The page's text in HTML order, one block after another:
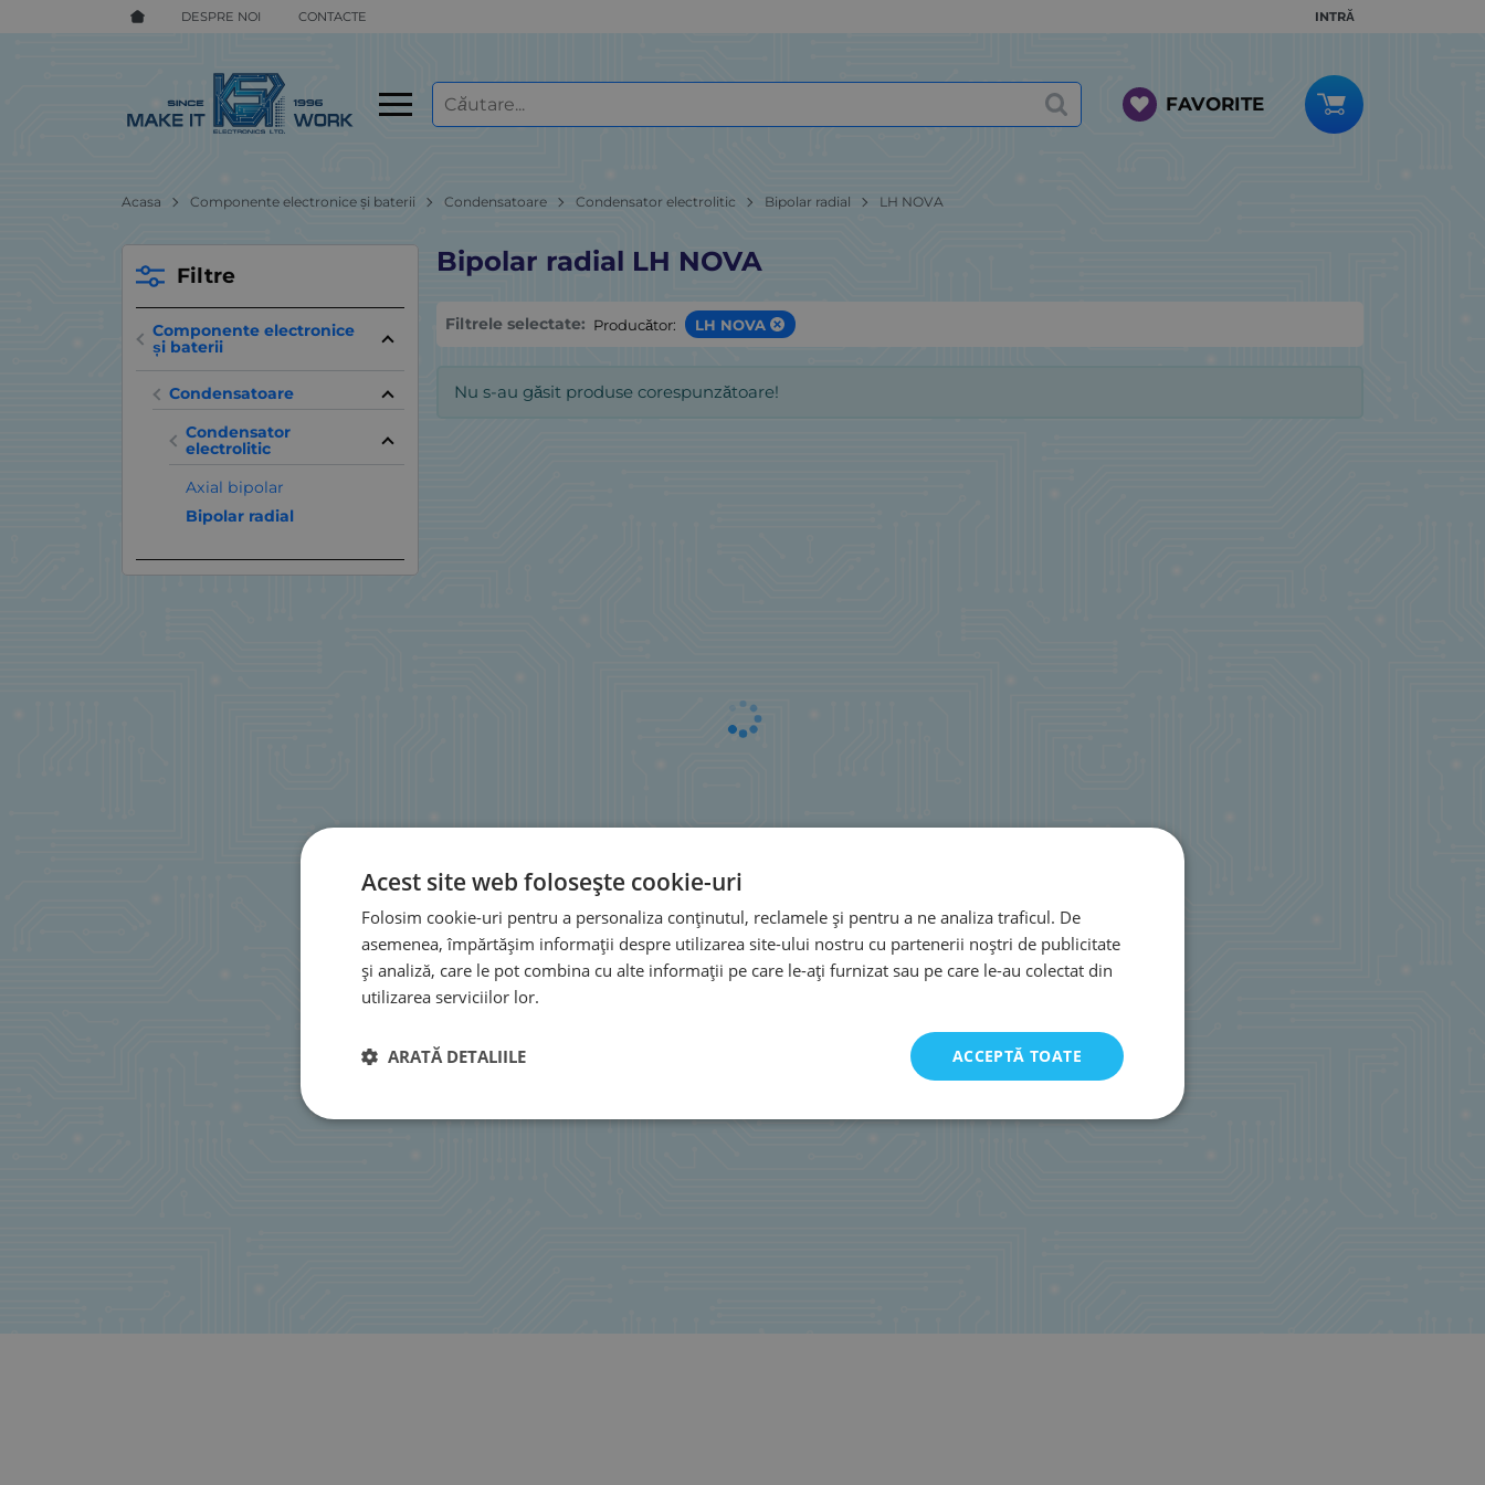
DESPRE NOI CONTACTE INTRĂ
FAVORITE
Acasa Componente electronice și baterii Condensatoare Condensator electrolitic Bipolar radial LH NOVA
Bipolar radial LH NOVA
Filtrele selectate: Producător: LH NOVA
Nu s-au găsit produse corespunzătoare!
Filtre
Componente electronice
și baterii
Condensatoare
Condensator
electrolitic
Axial bipolar
Bipolar radial
Acest site web folosește cookie-uri
Folosim cookie-uri pentru a personaliza conținutul, reclamele și pentru a ne analiza traficul. De
asemenea, împărtășim informații despre utilizarea site-ului nostru cu partenerii noștri de publicitate
și analiză, care le pot combina cu alte informații pe care le-ați furnizat sau pe care le-au colectat din
utilizarea serviciilor lor.
ACCEPTĂ TOATE
ARATĂ DETALIILE